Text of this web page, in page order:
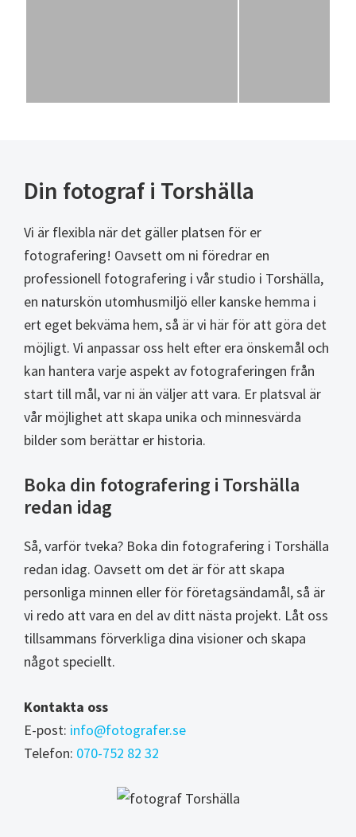
Din fotograf i Torshälla
Vi är flexibla när det gäller platsen för er
fotografering! Oavsett om ni föredrar en
professionell fotografering i vår studio i Torshälla,
en naturskön utomhusmiljö eller kanske hemma i
ert eget bekväma hem, så är vi här för att göra det
möjligt. Vi anpassar oss helt efter era önskemål och
kan hantera varje aspekt av fotograferingen från
start till mål, var ni än väljer att vara. Er platsval är
vår möjlighet att skapa unika och minnesvärda
bilder som berättar er historia.
Boka din fotografering i Torshälla
redan idag
Så, varför tveka? Boka din fotografering i Torshälla
redan idag. Oavsett om det är för att skapa
personliga minnen eller för företagsändamål, så är
vi redo att vara en del av ditt nästa projekt. Låt oss
tillsammans förverkliga dina visioner och skapa
något speciellt.
Kontakta oss
E-post: info@fotografer.se
Telefon: 070-752 82 32